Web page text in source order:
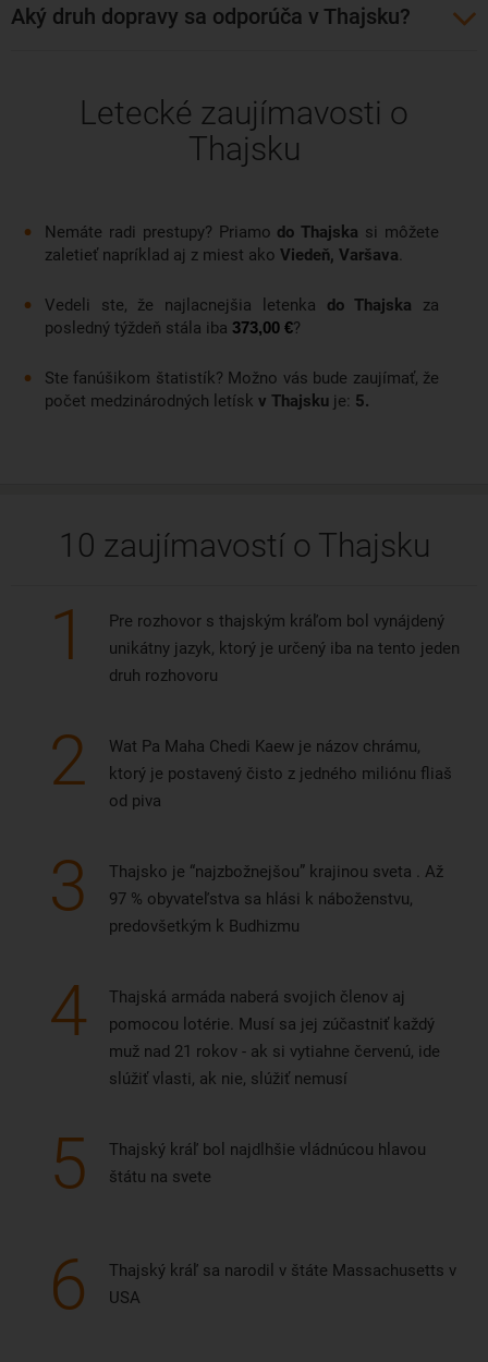
Aký druh dopravy sa odporúča v Thajsku?
Letecké zaujímavosti o
Thajsku
Nemáte radi prestupy? Priamo do Thajska si môžete
zaletieť napríklad aj z miest ako Viedeň, Varšava.
Vedeli ste, že najlacnejšia letenka do Thajska za
posledný týždeň stála iba 373,00 €?
Ste fanúšikom štatistík? Možno vás bude zaujímať, že
počet medzinárodných letísk v Thajsku je: 5.
10 zaujímavostí o Thajsku
1
Pre rozhovor s thajským kráľom bol vynájdený
unikátny jazyk, ktorý je určený iba na tento jeden
druh rozhovoru
2
Wat Pa Maha Chedi Kaew je názov chrámu,
ktorý je postavený čisto z jedného miliónu fliaš
od piva
3
Thajsko je “najzbožnejšou” krajinou sveta . Až
97 % obyvateľstva sa hlási k náboženstvu,
predovšetkým k Budhizmu
4
Thajská armáda naberá svojich členov aj
pomocou lotérie. Musí sa jej zúčastniť každý
muž nad 21 rokov - ak si vytiahne červenú, ide
slúžiť vlasti, ak nie, slúžiť nemusí
5
Thajský kráľ bol najdlhšie vládnúcou hlavou
štátu na svete
6
Thajský kráľ sa narodil v štáte Massachusetts v
USA